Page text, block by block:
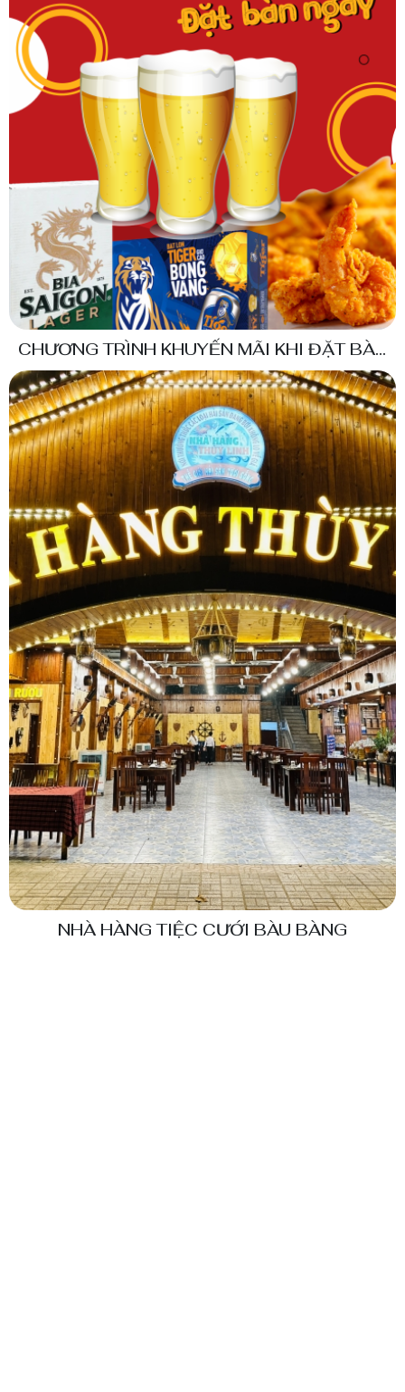
CHƯƠNG TRÌNH KHUYẾN MÃI KHI ĐẶT BÀN
TẠI NHÀ HÀNG DỊP QUỐC TẾ PHỤ NỮ 20-10
NHÀ HÀNG TIỆC CƯỚI BÀU BÀNG